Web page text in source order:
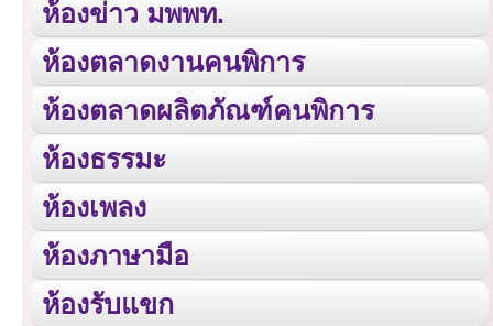
ห้องข่าว มพพท.
ห้องตลาดงานคนพิการ
ห้องตลาดผลิตภัณฑ์คนพิการ
ห้องธรรมะ
ห้องเพลง
ห้องภาษามือ
ห้องรับแขก